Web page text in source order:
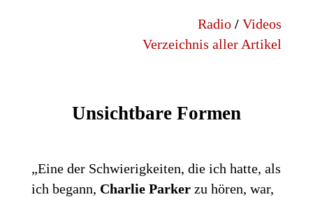
Radio / Videos
Verzeichnis aller Artikel
Unsichtbare Formen
„Eine der Schwierigkeiten, die ich hatte, als
ich begann, Charlie Parkerzu hören, war,